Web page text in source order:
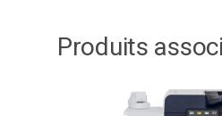
Produits